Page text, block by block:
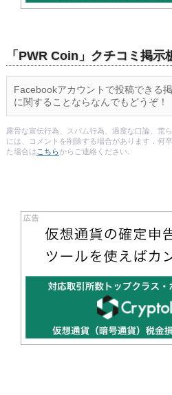
「PWR Coin」クチコミ掲示
Facebookアカウントで投稿できる
に関することならなんでもどうぞ！
露骨な宣伝行為、スパム行為、過度な口論、荒
には、コメントを削除する場合があります．何
た場合はこちらからご連絡ください.